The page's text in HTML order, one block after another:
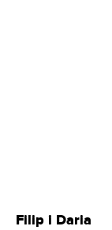
Filip i Daria